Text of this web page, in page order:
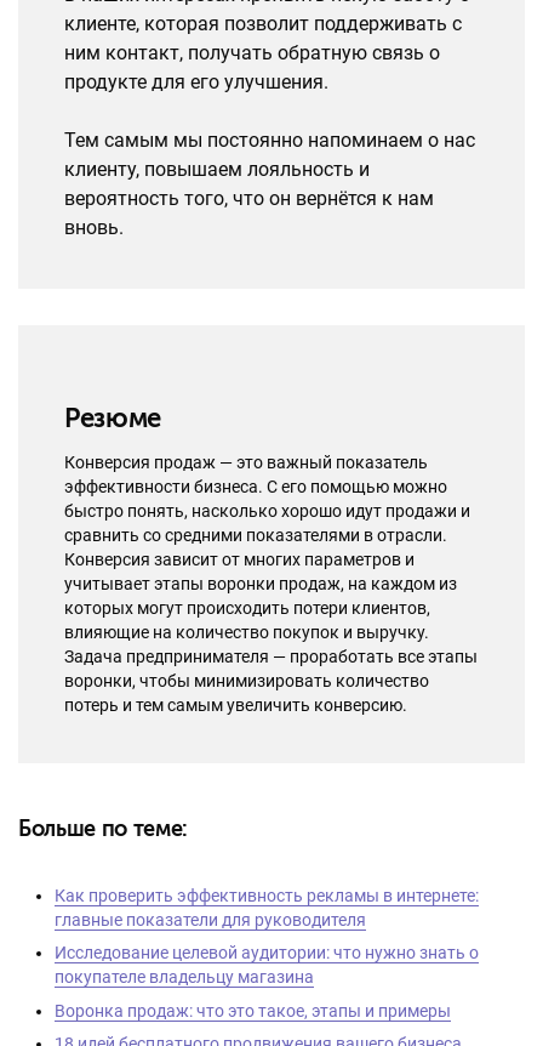
клиенте, которая позволит поддерживать с
ним контакт, получать обратную связь о
продукте для его улучшения.
Тем самым мы постоянно напоминаем о нас
клиенту, повышаем лояльность и
вероятность того, что он вернётся к нам
вновь.
Резюме
Конверсия продаж — это важный показатель
эффективности бизнеса. С его помощью можно
быстро понять, насколько хорошо идут продажи и
сравнить со средними показателями в отрасли.
Конверсия зависит от многих параметров и
учитывает этапы воронки продаж, на каждом из
которых могут происходить потери клиентов,
влияющие на количество покупок и выручку.
Задача предпринимателя — проработать все этапы
воронки, чтобы минимизировать количество
потерь и тем самым увеличить конверсию.
Больше по теме:
Как проверить эффективность рекламы в интернете:
главные показатели для руководителя
Исследование целевой аудитории: что нужно знать о
покупателе владельцу магазина
Воронка продаж: что это такое, этапы и примеры